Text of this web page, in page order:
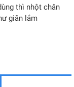
thì nhột chân
giãn lắm